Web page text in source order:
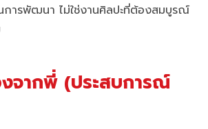
การพัฒนา ไม่ใช่งานศิลปะที่ต้องสมบูรณ์
จากพี่ (ประสบการณ์